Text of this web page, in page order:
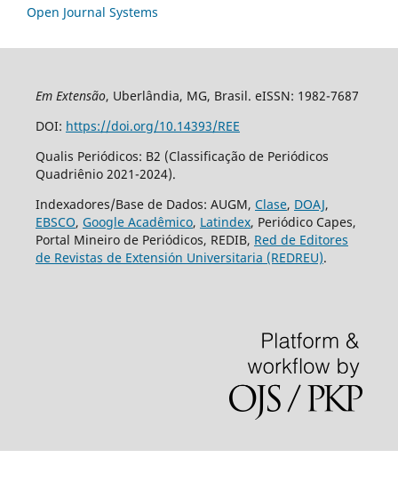
Open Journal Systems
Em Extensão, Uberlândia, MG, Brasil. eISSN: 1982-7687
DOI: https://doi.org/10.14393/REE
Qualis Periódicos: B2 (Classificação de Periódicos
Quadriênio 2021-2024).
Indexadores/Base de Dados: AUGM, Clase, DOAJ,
EBSCO, Google Acadêmico, Latindex, Periódico Capes,
Portal Mineiro de Periódicos, REDIB, Red de Editores
de Revistas de Extensión Universitaria (REDREU).